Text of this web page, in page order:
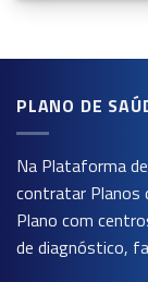
PLANO DE
Na Plataforma
contratar Planos
Plano com
de diagnóstico,